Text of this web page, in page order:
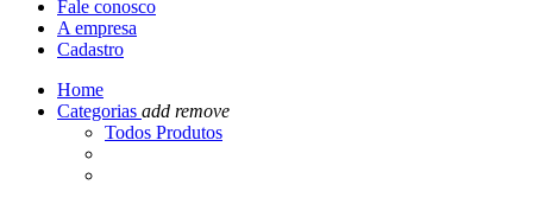
Fale conosco
A empresa
Cadastro
Home
Categorias add remove
Todos Produtos